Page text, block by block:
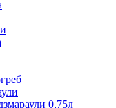
0,75л